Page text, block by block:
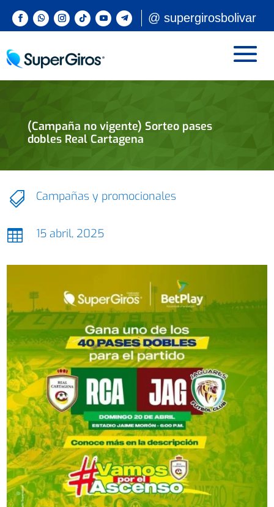
@ supergirosbolivar
(Campaña no vigente) Sorteo pases
dobles Real Cartagena
 Campañas y promocionales
 15 abril, 2025